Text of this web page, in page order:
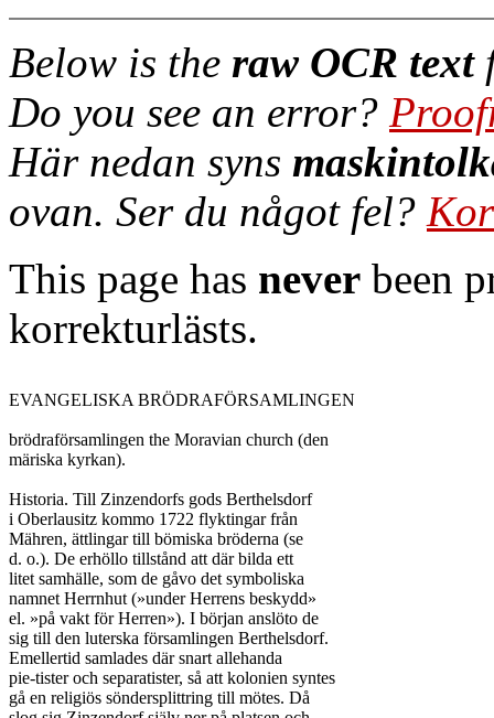
Below is the raw OCR text
Do you see an error?
Här nedan syns
ovan. Ser du något fel?
This page has never been
korrekturlästs.
EVANGELISKA BRÖDRAFÖRSAMLINGEN
brödraförsamlingen the Moravian church (den
märiska kyrkan).
Historia. Till Zinzendorfs gods Berthelsdorf
i Oberlausitz kommo 1722 flyktingar från
Mähren, ättlingar till bömiska bröderna (se
d. o.). De erhöllo tillstånd att där bilda ett
litet samhälle, som de gåvo det symboliska
namnet Herrnhut (»under Herrens beskydd»
el. »på vakt för Herren»). I början anslöto de
sig till den luterska församlingen Berthelsdorf.
Emellertid samlades där snart allehanda
pie-tister och separatister, så att kolonien syntes
gå en religiös söndersplittring till mötes. Då